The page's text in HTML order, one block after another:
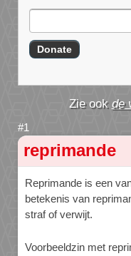
de
reprimande
Reprimande is een
betekenis van
straf of verwijt.
Voorbeeldzin met